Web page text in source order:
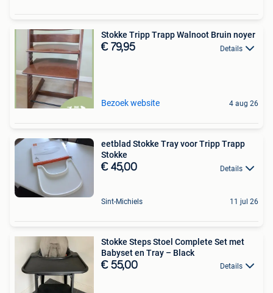
Stokke Tripp Trapp Walnoot Bruin noyer
€ 79,95 Details
Bezoek website 4 aug 26
eetblad Stokke Tray voor Tripp Trapp
Stokke
€ 45,00 Details
Sint-Michiels 11 jul 26
Stokke Steps Stoel Complete Set met
Babyset en Tray – Black
€ 55,00 Details